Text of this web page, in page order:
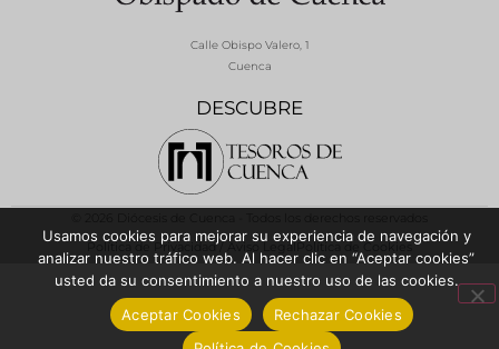
DESCUBRE
Calle Obispo Valero, 1
Cuenca
Política de Privacidad / Aviso LegalPolítica de Cookies
Usamos cookies para mejorar su experiencia de navegación y
analizar nuestro tráfico web. Al hacer clic en “Aceptar cookies”
usted da su consentimiento a nuestro uso de las cookies.
Aceptar Cookies
Rechazar Cookies